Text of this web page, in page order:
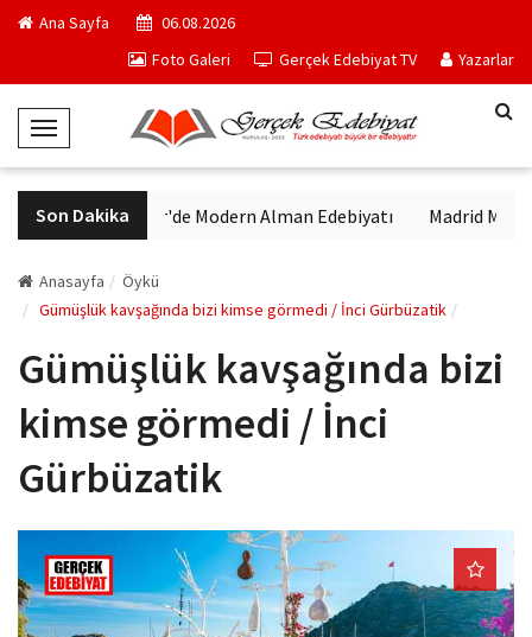
Ana Sayfa
06.08.2026
Foto Galeri
Gerçek Edebiyat TV Yazarlar
T
o
g
g
e
N
v
a
t
o
n
Son Dakika
VakıfBank Kültür'de Modern Alman Edebiyatı Madrid
Anasayfa
Öykü
Gümüşlük kavşağında bizi kimse görmedi / İnci Gürbüzatik
Gümüşlük kavşağında bizi
kimse görmedi / İnci
Gürbüzatik